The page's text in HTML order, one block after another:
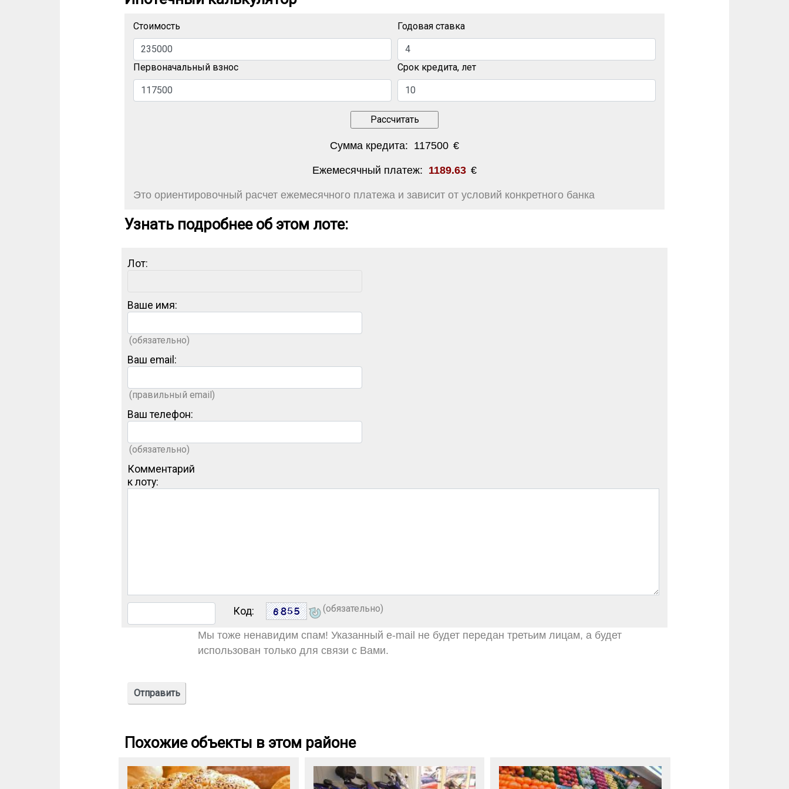
Стоимость
Первоначальный взнос
Годовая ставка
Срок кредита, лет
Сумма кредита: 117500 €
Ежемесячный платеж: 1189.63 €
Это ориентировочный расчет ежемесячного платежа и зависит от условий конкретного банка
Узнать подробнее об этом лоте:
Лот:
Ваше имя:
(обязательно)
Ваш email:
(правильный email)
Ваш телефон:
(обязательно)
Комментарий
к лоту:
Код: (обязательно)
Мы тоже ненавидим спам! Указанный e-mail не будет передан третьим лицам, а будет
использован только для связи с Вами.
Похожие объекты в этом районе